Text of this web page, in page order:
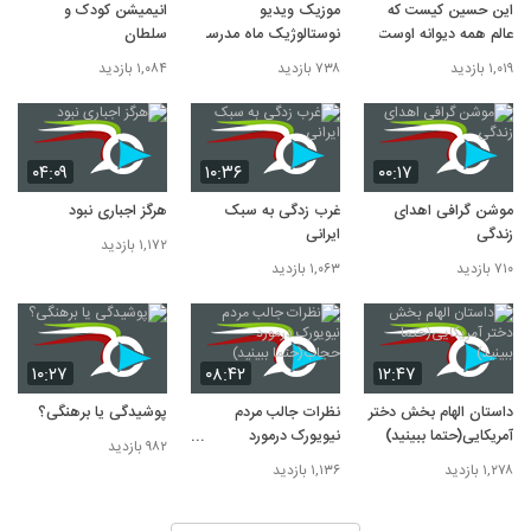
این حسین کیست که
عالم همه دیوانه اوست
۱,۰۱۹ بازدید
موزیک ویدیو
نوستالوژیک ماه مدرسه
۷۳۸ بازدید
انیمیشن کودک و
سلطان
۱,۰۸۴ بازدید
۰۰:۱۷
موشن گرافی اهدای
زندگی
۷۱۰ بازدید
۱۰:۳۶
غرب زدگی به سبک
ایرانی
۱,۰۶۳ بازدید
۰۴:۰۹
هرگز اجباری نبود
۱,۱۷۲ بازدید
۱۲:۴۷
داستان الهام بخش دختر
آمریکایی(حتما ببینید)
۱,۲۷۸ بازدید
۰۸:۴۲
نظرات جالب مردم
نیویورک درمورد
حجاب(حتما ببینید)
۱,۱۳۶ بازدید
۱۰:۲۷
پوشیدگی یا برهنگی؟
۹۸۲ بازدید